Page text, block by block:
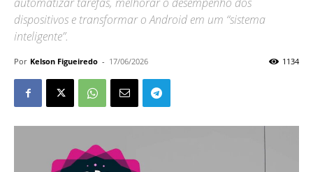
dispositivos e transformar o Android em um “sistema
inteligente”.
Por Kelson Figueiredo - 17/06/2026 1134